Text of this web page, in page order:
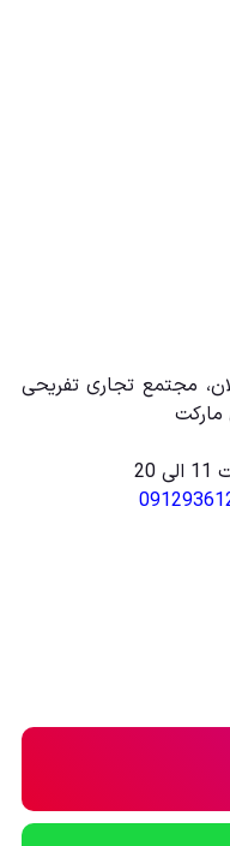
مجتمع تجاری تفریحی